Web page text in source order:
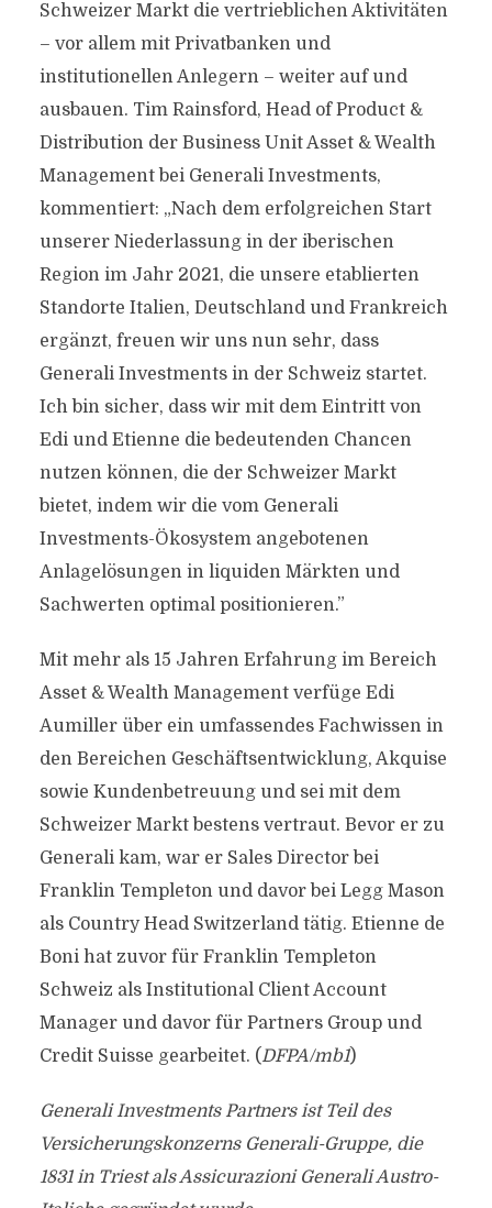
Schweizer Markt die vertrieblichen Aktivitäten
– vor allem mit Privatbanken und
institutionellen Anlegern – weiter auf und
ausbauen. Tim Rainsford, Head of Product &
Distribution der Business Unit Asset & Wealth
Management bei Generali Investments,
kommentiert: „Nach dem erfolgreichen Start
unserer Niederlassung in der iberischen
Region im Jahr 2021, die unsere etablierten
Standorte Italien, Deutschland und Frankreich
ergänzt, freuen wir uns nun sehr, dass
Generali Investments in der Schweiz startet.
Ich bin sicher, dass wir mit dem Eintritt von
Edi und Etienne die bedeutenden Chancen
nutzen können, die der Schweizer Markt
bietet, indem wir die vom Generali
Investments-Ökosystem angebotenen
Anlagelösungen in liquiden Märkten und
Sachwerten optimal positionieren.”
Mit mehr als 15 Jahren Erfahrung im Bereich
Asset & Wealth Management verfüge Edi
Aumiller über ein umfassendes Fachwissen in
den Bereichen Geschäftsentwicklung, Akquise
sowie Kundenbetreuung und sei mit dem
Schweizer Markt bestens vertraut. Bevor er zu
Generali kam, war er Sales Director bei
Franklin Templeton und davor bei Legg Mason
als Country Head Switzerland tätig. Etienne de
Boni hat zuvor für Franklin Templeton
Schweiz als Institutional Client Account
Manager und davor für Partners Group und
Credit Suisse gearbeitet. (DFPA/mb1)
Generali Investments Partners ist Teil des
Versicherungskonzerns Generali-Gruppe, die
1831 in Triest als Assicurazioni Generali Austro-